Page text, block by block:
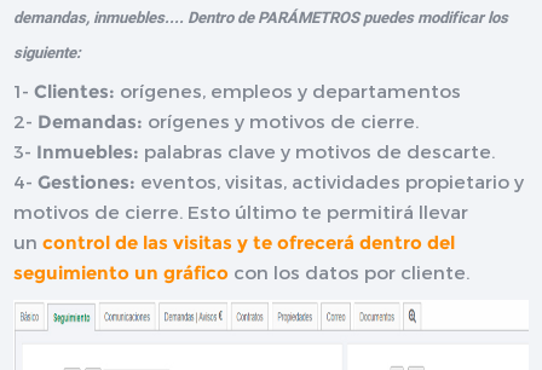
demandas, inmuebles.... Dentro de PARÁMETROS puedes modificar los
siguiente:
1-Clientes: orígenes, empleos y departamentos
2- Demandas: orígenes y motivos de cierre.
3- Inmuebles: palabras clave y motivos de descarte.
4-Gestiones: eventos, visitas, actividades propietario y
motivos de cierre. Esto último te permitirá llevar
un control de las visitas y te ofrecerá dentro del
seguimiento un gráfico con los datos por cliente.